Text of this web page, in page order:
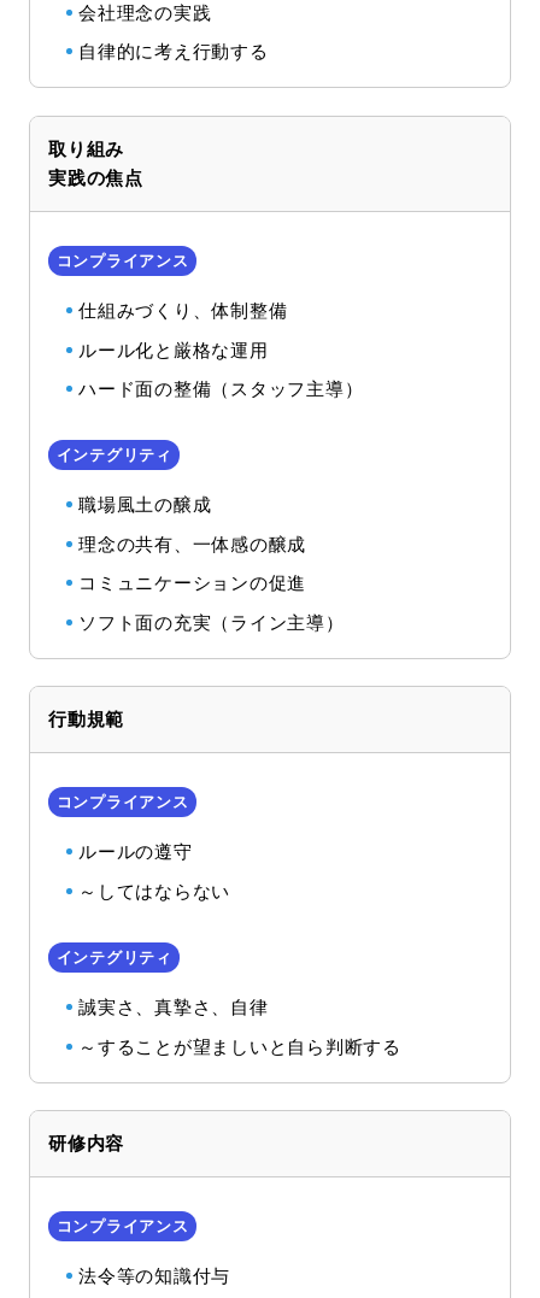
会社理念の実践
自律的に考え行動する
取り組み
実践の焦点
仕組みづくり、体制整備
ルール化と厳格な運用
ハード面の整備（スタッフ主導）
職場風土の醸成
理念の共有、一体感の醸成
コミュニケーションの促進
ソフト面の充実（ライン主導）
行動規範
ルールの遵守
～してはならない
誠実さ、真摯さ、自律
～することが望ましいと自ら判断する
研修内容
法令等の知識付与